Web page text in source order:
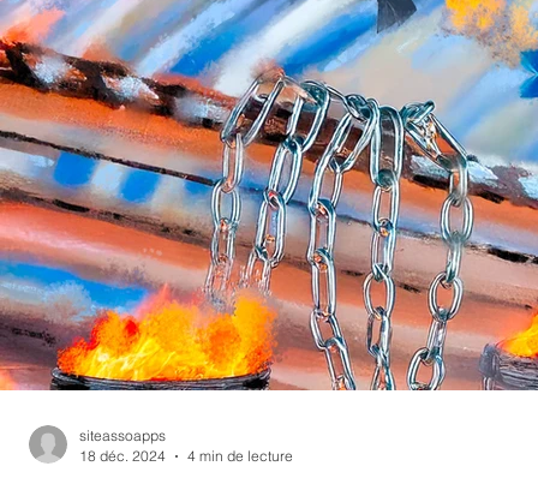
siteassoapps
18 déc. 2024
4 min de lecture